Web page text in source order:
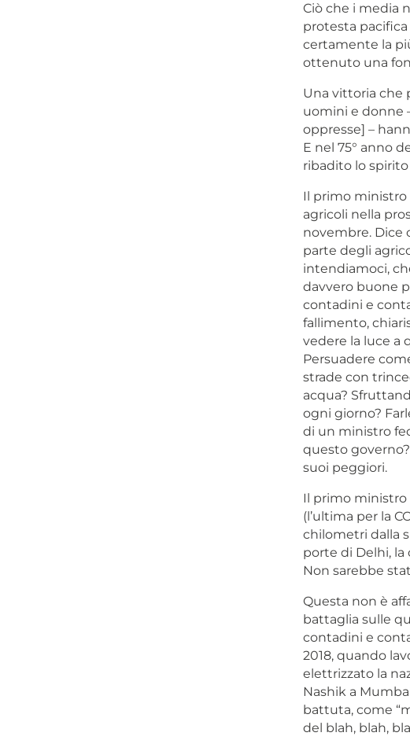
Ciò che i media
protesta
certamente la
ottenuto una
Una vittoria che
uomini e donne
oppresse] –
E nel 75° anno
ribadito lo
Il primo ministro
agricoli nella
novembre. Dice
parte degli
intendiamoci,
davvero buone
contadini e
fallimento,
vedere la luce a
Persuadere
strade con
acqua?
ogni giorno?
di un ministro
questo
suoi peggiori.
Il primo ministro
(l’ultima per la
chilometri dalla
porte di Delhi,
Non sarebbe
Questa non è
battaglia sulle
contadini e
2018, quando
elettrizzato la
Nashik a
battuta, come
del blah, blah,